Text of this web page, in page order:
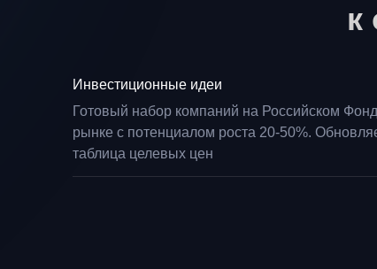
к
Готовый набор компаний на Российском
рынке с потенциалом роста 20-50%.
таблица целевых цен
Инвестиционные идеи